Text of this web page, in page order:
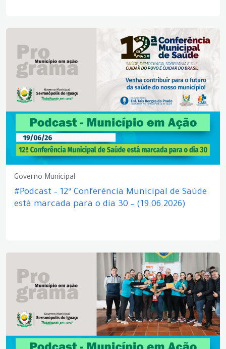
Governo Municipal
#Podcast – 12ª Conferência Municipal de Saúde
está marcada para o dia 30 – (19.06.2026)